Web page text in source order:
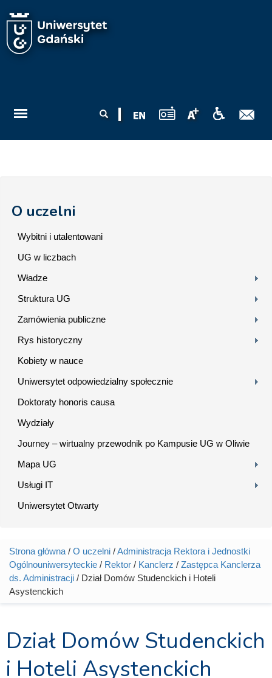
wyszukiwania
O uczelni
Wybitni i utalentowani
UG w liczbach
Władze
Struktura UG
Zamówienia publiczne
Rys historyczny
Kobiety w nauce
Uniwersytet odpowiedzialny społecznie
Doktoraty honoris causa
Wydziały
Journey – wirtualny przewodnik po Kampusie UG w Oliwie
Mapa UG
Usługi IT
Uniwersytet Otwarty
Jesteś tutaj
Strona główna / O uczelni /Administracja Rektora i Jednostki
Ogólnouniwersyteckie / Rektor / Kanclerz / Zastępca Kanclerza
ds. Administracji / Dział Domów Studenckich i Hoteli
Asystenckich
Dział Domów Studenckich
i Hoteli Asystenckich